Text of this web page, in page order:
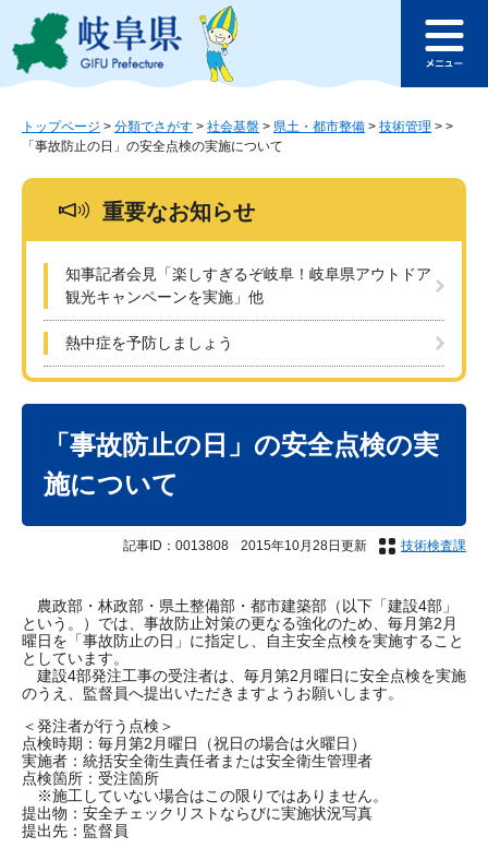
ジ
ュ
このページの本文へ
ュ
トップページ > 分類でさがす > 社会基盤 > 県土・都市整備 > 技術管理 > >
「事故防止の日」の安全点検の実施について
重要なお知らせ
知事記者会見「楽しすぎるぞ岐阜！岐阜県アウトドア
観光キャンペーンを実施」他
熱中症を予防しましょう
「事故防止の日」の安全点検の実
施について
記事ID：0013808 2015年10月28日更新 技術検査課
農政部・林政部・県土整備部・都市建築部（以下「建設4部」
という。）では、事故防止対策の更なる強化のため、毎月第2月
曜日を「事故防止の日」に指定し、自主安全点検を実施すること
としています。
建設4部発注工事の受注者は、毎月第2月曜日に安全点検を実施
のうえ、監督員へ提出いただきますようお願いします。
＜発注者が行う点検＞
点検時期：毎月第2月曜日（祝日の場合は火曜日）
実施者：統括安全衛生責任者または安全衛生管理者
点検箇所：受注箇所
※施工していない場合はこの限りではありません。
提出物：安全チェックリストならびに実施状況写真
提出先：監督員